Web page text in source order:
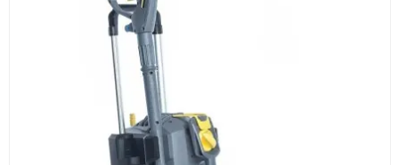
Подбираем оборудование, рассчитываем
стоимость товара и ориентировочную стоимость
Счёт и оплата